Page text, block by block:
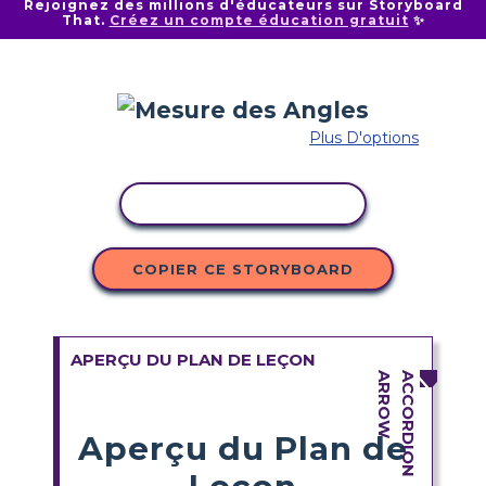
Rejoignez des millions d'éducateurs sur Storyboard
That. Créez un compte éducation gratuit ✨
Plus D'options
COPIER CE STORYBOARD
APERÇU DU PLAN DE LEÇON
Aperçu du Plan de